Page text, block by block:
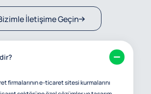
İletişime Geçin
firmalarının e-ticaret sitesi kurmalarını